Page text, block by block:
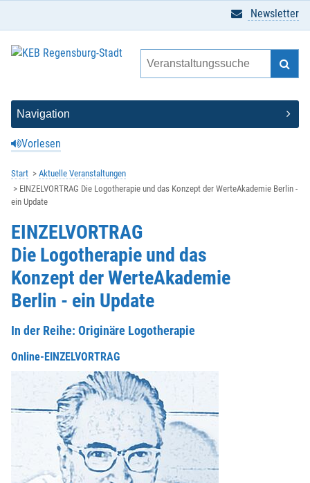
Vorlesen
Newsletter
Start
Aktuelle Veranstaltungen
EINZELVORTRAG Die Logotherapie und das Konzept der WerteAkademie Berlin -
ein Update
EINZELVORTRAG
Die Logotherapie und das
Konzept der WerteAkademie
Berlin - ein Update
In der Reihe: Originäre Logotherapie
Online-EINZELVORTRAG